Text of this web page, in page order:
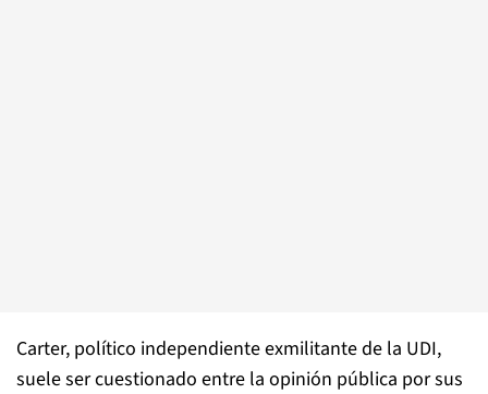
Carter, político independiente exmilitante de la UDI,
suele ser cuestionado entre la opinión pública por sus